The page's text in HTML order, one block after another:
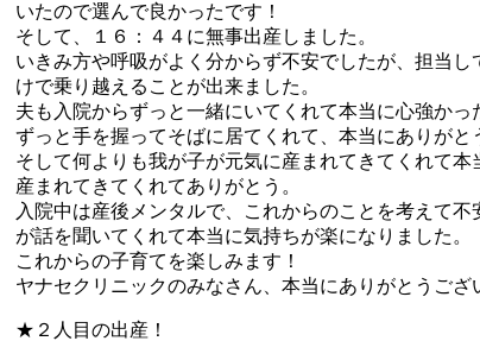
いたので選んで良かったです！
そして、１６：４４に無事出産しました。
いきみ方や呼吸がよく分からず不安でしたが、担当
けで乗り越えることが出来ました。
夫も入院からずっと一緒にいてくれて本当に心強かっ
ずっと手を握ってそばに居てくれて、本当にありがと
そして何よりも我が子が元気に産まれてきてくれて本
産まれてきてくれてありがとう。
入院中は産後メンタルで、これからのことを考えて
が話を聞いてくれて本当に気持ちが楽になりました。
これからの子育てを楽しみます！
ヤナセクリニックのみなさん、本当にありがとうござ
★２人目の出産！